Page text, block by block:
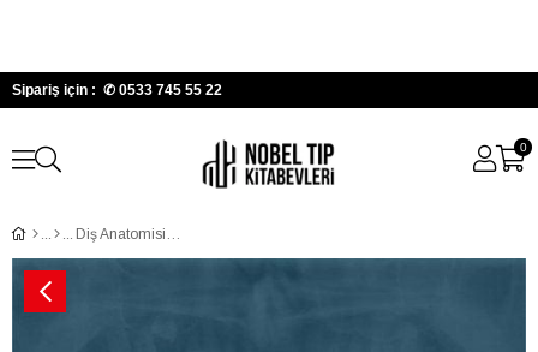
Sipariş için : ✆ 0533 745 55 22
0
Diş Anatomisi ve Fizyolojisi